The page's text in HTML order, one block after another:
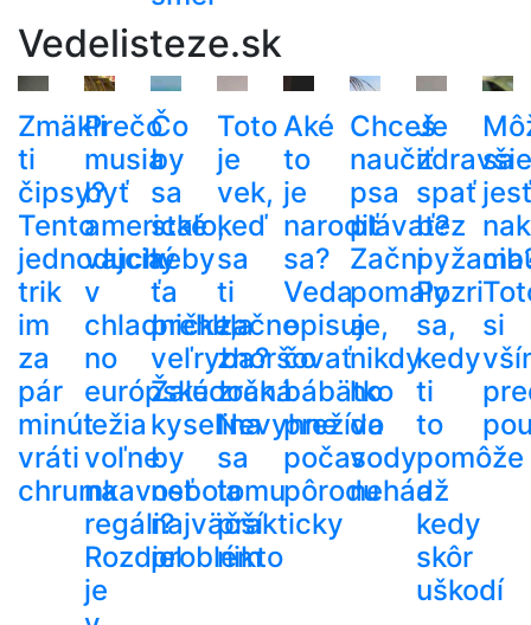
Vedelisteze.sk
Zmäkli
ti
čipsy?
Tento
jednoduchý
trik
im
za
pár
minút
vráti
chrumkavosť
Prečo
musia
byť
americké
vajcia
v
chladničke,
no
európske
ležia
voľne
na
regáli?
Rozdiel
je
Čo
by
sa
stalo,
keby
ťa
prehltla
veľryba?
Žalúdočná
kyselina
by
nebola
najväčší
problém
Toto
je
vek,
keď
sa
ti
začne
zhoršovať
zrak.
Nevyhne
sa
tomu
prakticky
nikto
Aké
to
je
narodiť
sa?
Veda
opisuje,
čo
bábätko
prežíva
počas
pôrodu
Chceš
naučiť
psa
plávať?
Začni
pomaly
a
nikdy
ho
do
vody
nehádž
Je
zdravšie
spať
bez
Pozri
sa,
kedy
ti
to
pomôže
a
kedy
skôr
uškodí
sa
jesť
si